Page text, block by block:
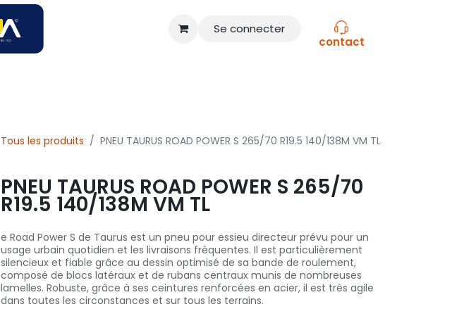
Se connecter
contact
Tous les produits PNEU TAURUS ROAD POWER S 265/70 R19.5 140/138M VM TL
PNEU TAURUS ROAD POWER S 265/70
R19.5 140/138M VM TL
e Road Power S de Taurus est un pneu pour essieu directeur prévu pour un
usage urbain quotidien et les livraisons fréquentes. Il est particulièrement
silencieux et fiable grâce au dessin optimisé de sa bande de roulement,
composé de blocs latéraux et de rubans centraux munis de nombreuses
lamelles. Robuste, grâce à ses ceintures renforcées en acier, il est très agile
dans toutes les circonstances et sur tous les terrains.